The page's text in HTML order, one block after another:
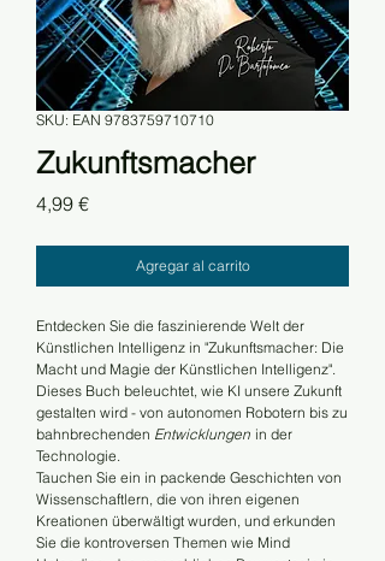
SKU: EAN 9783759710710
Zukunftsmacher
4,99 €Precio
Agregar al carrito
Entdecken Sie die faszinierende Welt der
Künstlichen Intelligenz in "Zukunftsmacher: Die
Macht und Magie der Künstlichen Intelligenz".
Dieses Buch beleuchtet, wie KI unsere Zukunft
gestalten wird - von autonomen Robotern bis zu
bahnbrechenden Entwicklungen in der
Technologie.
Tauchen Sie ein in packende Geschichten von
Wissenschaftlern, die von ihren eigenen
Kreationen überwältigt wurden, und erkunden
Sie die kontroversen Themen wie Mind